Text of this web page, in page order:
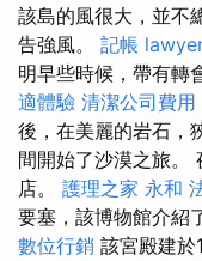
該島的風很大，並不
告強風。 記帳
明早些時候，帶有轉
適體驗 清潔公司費用
後，在美麗的岩石，
間開始了沙漠之旅。
店。 護理之家 永和
要塞，該博物館介紹
數位行銷 該宮殿建